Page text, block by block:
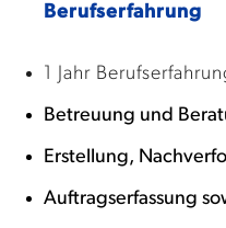
Berufserfahrung
1 Jahr
Betreuung und
Erstellung,
Auftragserfassung